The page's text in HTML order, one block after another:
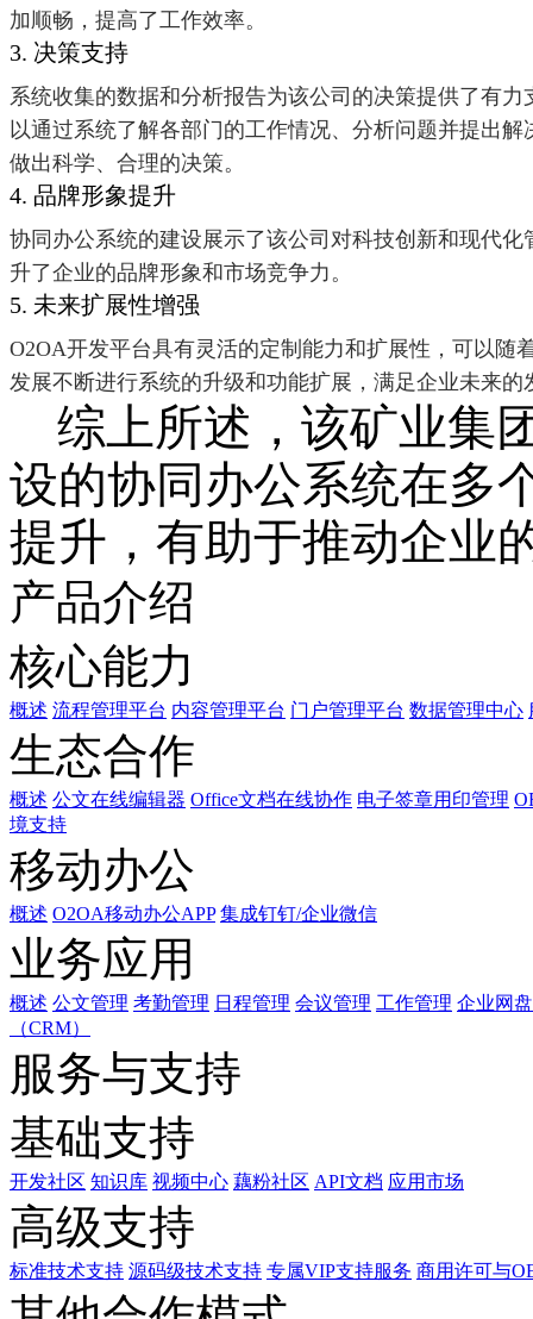
加顺畅，提高了工作效率。
3. 决策支持
系统收集的数据和分析报告为该公司的决策提供了有力
以通过系统了解各部门的工作情况、分析问题并提出解
做出科学、合理的决策。
4. 品牌形象提升
协同办公系统的建设展示了该公司对科技创新和现代化
升了企业的品牌形象和市场竞争力。
5. 未来扩展性增强
O2OA开发平台具有灵活的定制能力和扩展性，可以随
发展不断进行系统的升级和功能扩展，满足企业未来的
综上所述，该矿业集
设的协同办公系统在多
提升，有助于推动企业
产品介绍
核心能力
概述 流程管理平台 内容管理平台 门户管理平台 数据管理中心
生态合作
概述 公文在线编辑器 Office文档在线协作 电子签章用印管理
境支持
移动办公
概述 O2OA移动办公APP 集成钉钉/企业微信
业务应用
概述 公文管理 考勤管理 日程管理 会议管理 工作管理 企业网盘
（CRM）
服务与支持
基础支持
开发社区 知识库 视频中心 藕粉社区 API文档 应用市场
高级支持
标准技术支持 源码级技术支持 专属VIP支持服务 商用许可与